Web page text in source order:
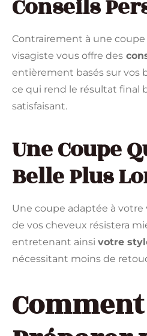
Conseils
Contrairement à une
visagiste vous offre des
entièrement basés sur vos
ce qui rend le résultat final
satisfaisant.
Une Coupe
Belle Plus
Une coupe adaptée à votre
de vos cheveux résistera
entretenant ainsi votre
nécessitant moins de
Comment